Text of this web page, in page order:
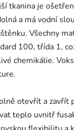
tkanina je
a má vodní
Všechny
100, třída 1,
chemikálie.
otevřít a zavřít
teplo uvnitř